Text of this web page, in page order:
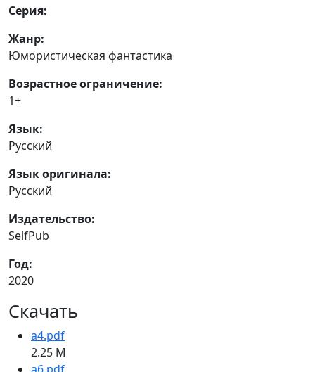
Серия:
Жанр:
Юмористическая фантастика
Возрастное ограничение:
1+
Язык:
Русский
Язык оригинала:
Русский
Издательство:
SelfPub
Год:
2020
Скачать
a4.pdf
2.25 M
a6.pdf